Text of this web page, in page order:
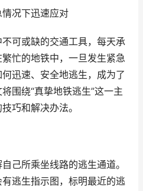
况下迅速应对
可或缺的交通工具，每天承
忙的地铁中，一旦发生紧急
迅速、安全地逃生，成为了
围绕“真挚地铁逃生”这一主
巧和解决办法。
己所乘坐线路的逃生通道。
逃生指示图，标明最近的逃